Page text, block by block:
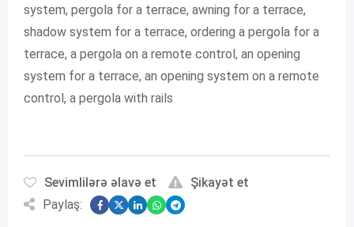
system, pergola for a terrace, awning for a terrace,
shadow system for a terrace, ordering a pergola for a
terrace, a pergola on a remote control, an opening
system for a terrace, an opening system on a remote
control, a pergola with rails
Sevimlilərə əlavə et
Şikayət et
Paylaş: